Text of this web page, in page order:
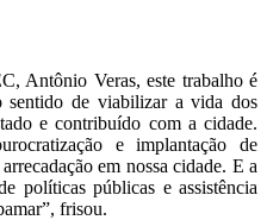
Antônio Veras, este trabalho é
sentido de viabilizar a vida dos
e contribuído com a cidade.
e implantação de
em nossa cidade. E a
políticas públicas e assistência
frisou.